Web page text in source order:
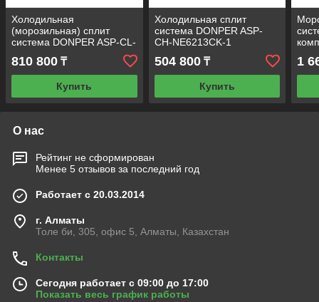
Холодильная
(морозильная) сплит
система DONPER ASP-СL-
NCT2212CK-1
810 800 ₸
Купить
Холодильная сплит
система DONPER ASP-
СH-NE6213CK-1
504 800₸
Купить
1
О нас
Рейтинг не сформирован
Менее 5 отзывов за последний год
Работает с 20.03.2014
г. Алматы
Толе би, 305, офис 5, Алматы, Казахстан
Контакты
Сегодня работает с 09:00 до 17:00
Показать весь график работы